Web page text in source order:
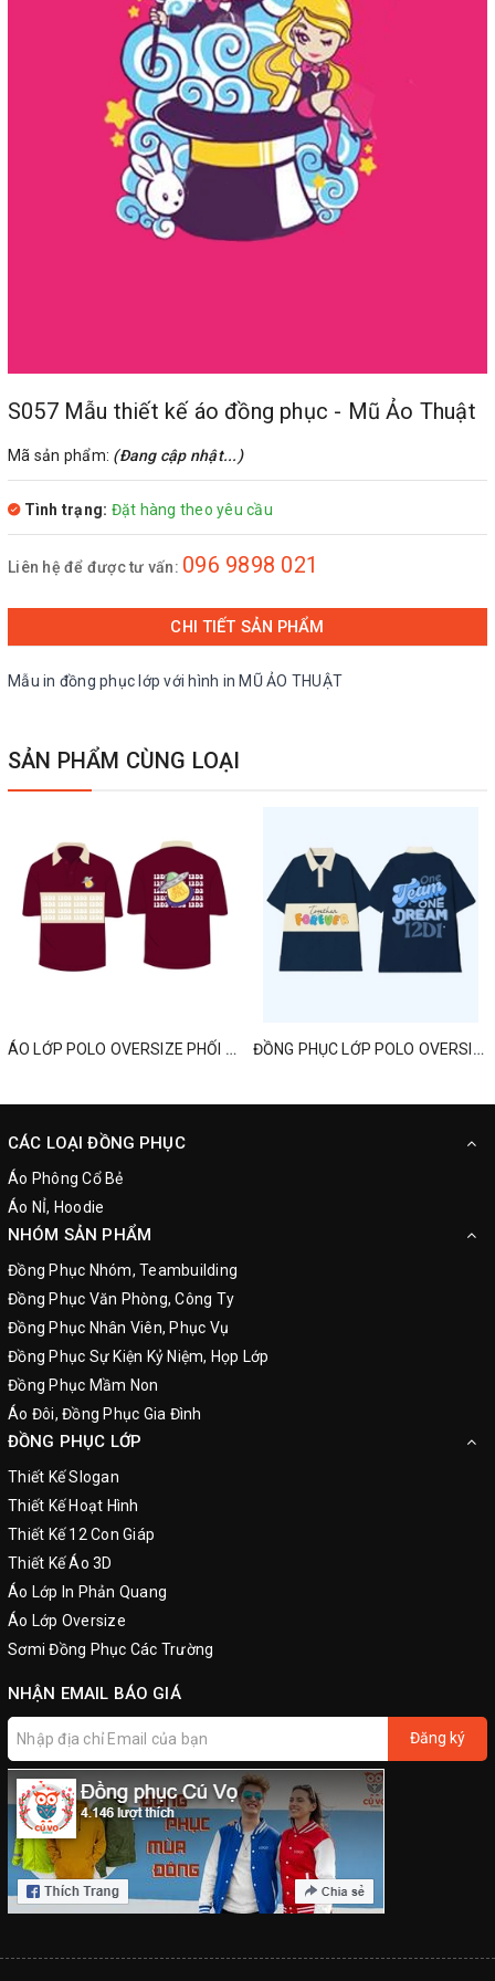
S057 Mẫu thiết kế áo đồng phục - Mũ Ảo Thuật
Mã sản phẩm: (Đang cập nhật...)
Tình trạng: Đặt hàng theo yêu cầu
Liên hệ để được tư vấn: 096 9898 021
CHI TIẾT SẢN PHẨM
Mẫu in đồng phục lớp với hình in MŨ ẢO THUẬT
SẢN PHẨM CÙNG LOẠI
ÁO LỚP POLO OVERSIZE PHỐI MÀU MỚI NHẤT ĐỒNG PHỤC LỚP POLO OVERSIZED ONE TEAM ONE DREAM
CÁC LOẠI ĐỒNG PHỤC
Áo Phông Cổ Bẻ
Áo NỈ, Hoodie
NHÓM SẢN PHẨM
Đồng Phục Nhóm, Teambuilding
Đồng Phục Văn Phòng, Công Ty
Đồng Phục Nhân Viên, Phục Vụ
Đồng Phục Sự Kiện Kỷ Niệm, Họp Lớp
Đồng Phục Mầm Non
Áo Đôi, Đồng Phục Gia Đình
ĐỒNG PHỤC LỚP
Thiết Kế Slogan
Thiết Kế Hoạt Hình
Thiết Kế 12 Con Giáp
Thiết Kế Áo 3D
Áo Lớp In Phản Quang
Áo Lớp Oversize
Sơmi Đồng Phục Các Trường
NHẬN EMAIL BÁO GIÁ
Đăng ký